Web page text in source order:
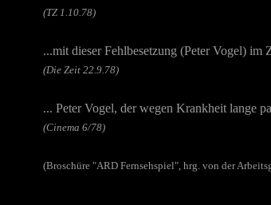
(TZ 1.10.78)
...mit dieser Fehlbesetzung (Peter Vogel) im
(Die Zeit 22.9.78)
... Peter Vogel, der wegen Krankheit lange
(Cinema 6/78)
(Broschüre "ARD Fernsehspiel", hrg. von der